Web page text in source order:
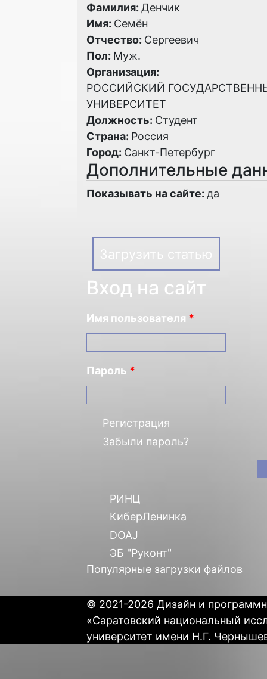
Фамилия: Денчик
Имя: Семён
Отчество: Сергеевич
Пол: Муж.
Организация:
РОССИЙСКИЙ
УНИВЕРСИТЕТ
Должность: Студент
Страна: Россия
Город: Санкт-Петербург
Дополнительные
Показывать на сайте: да
Загрузить статью
Вход на сайт
Имя пользователя *
Пароль *
Регистрация
Забыли пароль?
РИНЦ
КиберЛенинка
DOAJ
ЭБ "Руконт"
Популярные загрузки файлов
© 2021-2026 Дизайн и
«Саратовский национальный
университет имени Н.Г.